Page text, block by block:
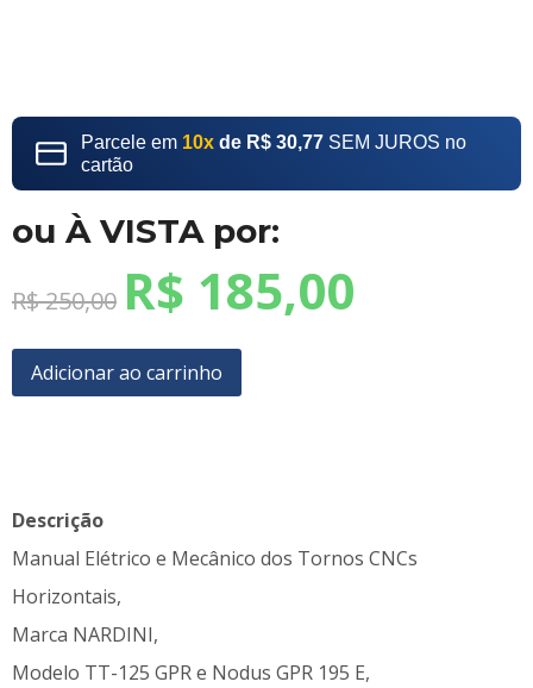
Parcele em 10x de R$ 30,77 SEM JUROS no
cartão
ou À VISTA por:
R$250,00 R$ 185,00
Adicionar ao carrinho
Descrição
Manual Elétrico e Mecânico dos Tornos CNCs
Horizontais,
Marca NARDINI,
Modelo TT-125 GPR e Nodus GPR 195 E,